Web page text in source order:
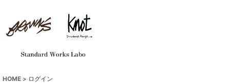
HOME > ログイン